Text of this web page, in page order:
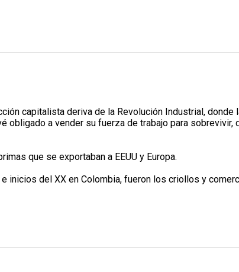
capitalista deriva de la Revolución Industrial, donde
a vender su fuerza de trabajo para sobrevivir,
que se exportaban a EEUU y Europa.
inicios del XX en Colombia, fueron los criollos y